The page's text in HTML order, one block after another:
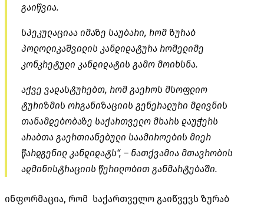
გაიწვია.
სპეკულაციაა იმაზე საუბარი, რომ ზურაბ
პოლოლიკაშვილის კანდიდატურა რომელიმე
კონკრეტული კანდიდატის გამო მოიხსნა.
აქვე ვადასტურებთ, რომ გაეროს მსოფლიო
ტურიზმის ორგანიზაციის გენერალური მდივნის
თანამდებობაზე საქართველო მხარს დაუჭერს
არაბთა გაერთიანებული საამიროების მიერ
წარდგენილ კანდიდატს“, – ნათქვამია მთავრობის
ადმინისტრაციის წერილობით განმარტებაში.
ინფორმაცია, რომ საქართველო გაიწვევს ზურაბ